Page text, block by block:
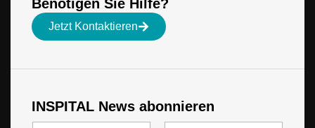
Benötigen Sie Hilfe?
Jetzt Kontaktieren
INSPITAL News abonnieren